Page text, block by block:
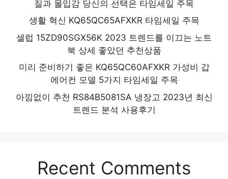
질과 몰입감 당신의 선택은 타임세일 주목
생활 혁신 KQ65QC65AFXKR 타임세일 주목
셀럽 15ZD90SGX56K 2023 트렌드를 이끄는 노트
북 상세 좋았던 추천상품
미리 준비하기 좋은 KQ65QC60AFXKR 가성비 갑
에어컨 모델 5가지 타임세일 주목
아낌없이 추천 RS84B5081SA 냉장고 2023년 최신
트렌드 분석 사용후기
Recent Comments